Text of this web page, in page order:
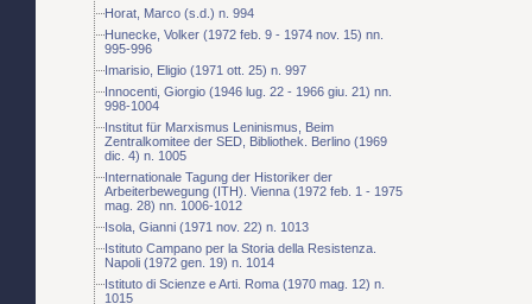
Horat, Marco (s.d.) n. 994
Hunecke, Volker (1972 feb. 9 - 1974 nov. 15) nn.
995-996
Imarisio, Eligio (1971 ott. 25) n. 997
Innocenti, Giorgio (1946 lug. 22 - 1966 giu. 21) nn.
998-1004
Institut für Marxismus Leninismus, Beim
Zentralkomitee der SED, Bibliothek. Berlino (1969
dic. 4) n. 1005
Internationale Tagung der Historiker der
Arbeiterbewegung (ITH). Vienna (1972 feb. 1 - 1975
mag. 28) nn. 1006-1012
Isola, Gianni (1971 nov. 22) n. 1013
Istituto Campano per la Storia della Resistenza.
Napoli (1972 gen. 19) n. 1014
Istituto di Scienze e Arti. Roma (1970 mag. 12) n.
1015